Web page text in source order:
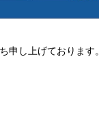
申し上げております。